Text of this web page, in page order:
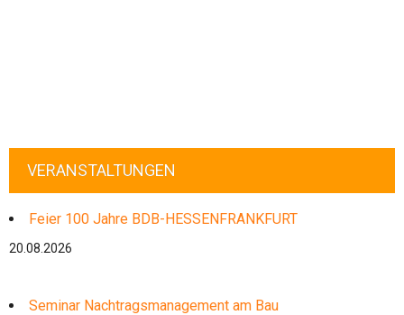
VERANSTALTUNGEN
Feier 100 Jahre BDB-HESSENFRANKFURT
20.08.2026
Seminar Nachtragsmanagement am Bau